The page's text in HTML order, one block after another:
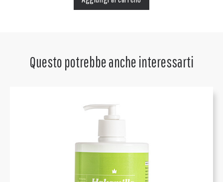
Questo potrebbe anche interessarti